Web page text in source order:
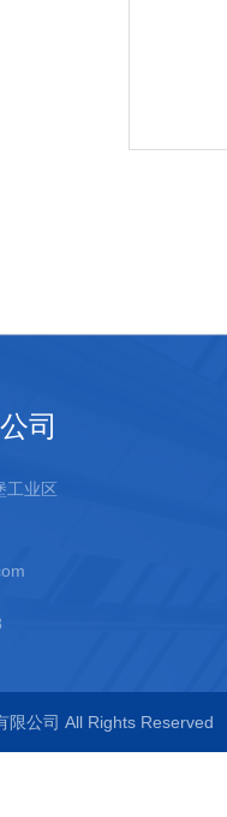
司
工业区
限公司 All Rights Reserved